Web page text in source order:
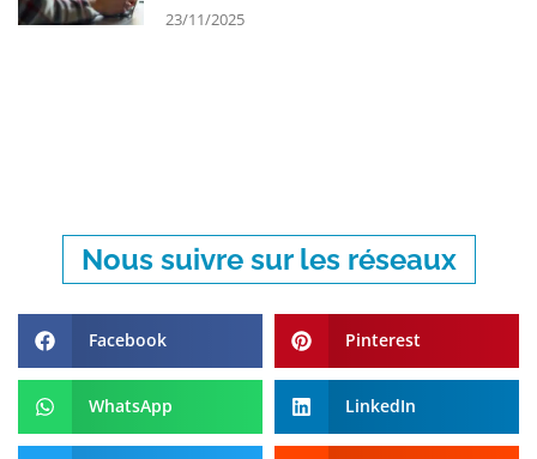
23/11/2025
Nous suivre sur les réseaux
Facebook Pinterest
WhatsApp LinkedIn